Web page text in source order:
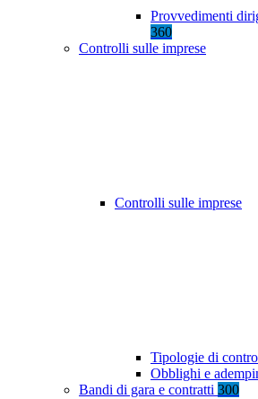
Provvedimenti
360
Controlli sulle imprese
Controlli sulle imprese
Tipologie di
Obblighi e
Bandi di gara e contratti 300